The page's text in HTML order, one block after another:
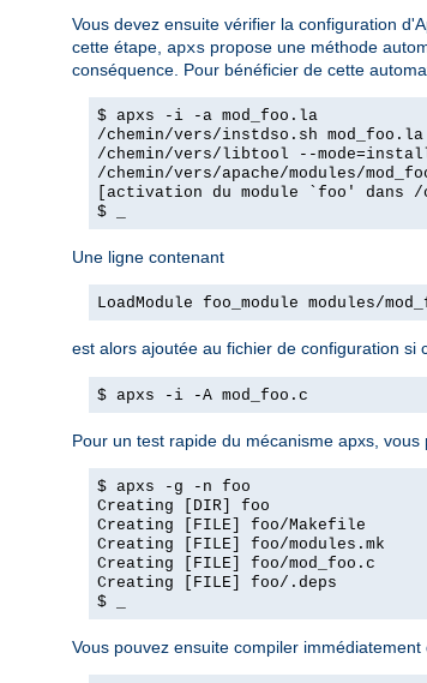
Vous devez ensuite vérifier la configuration
cette étape, apxs propose une méthode
conséquence. Pour bénéficier de cette
$ apxs -i -a mod_foo.la
/chemin/vers/instdso.sh mod_foo.la
/chemin/vers/libtool --mode=install
/chemin/vers/apache/modules/
[activation du module `foo' dans /
$ _
Une ligne contenant
LoadModule foo_module modules/
est alors ajoutée au fichier de configuration si
$ apxs -i -A mod_foo.c
Pour un test rapide du mécanisme apxs,
$ apxs -g -n foo
Creating [DIR] foo
Creating [FILE] foo/Makefile
Creating [FILE] foo/modules.mk
Creating [FILE] foo/mod_foo.c
Creating [FILE] foo/.deps
$ _
Vous pouvez ensuite compiler